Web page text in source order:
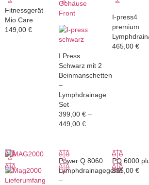
Fitnessgerät
Mio Care
149,00 €
I Press
Schwarz mit 2
Beinmanschetten
–
Lymphdrainage
Set
399,00 €–
449,00 €
I-press4
premium
465,00€
Power Q 8060
Lymphdrainagegerät
–
PQ 6000
895,00€